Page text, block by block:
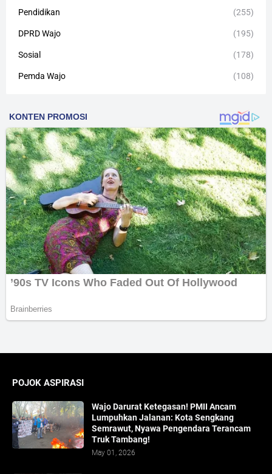
Pendidikan (255)
DPRD Wajo (195)
Sosial (178)
Pemda Wajo (108)
POJOK ASPIRASI
Wajo Darurat Ketegasan! PMII Ancam
Lumpuhkan Jalanan: Kota Sengkang
Semrawut, Nyawa Pengendara Terancam
Truk Tambang!
May 01, 2026